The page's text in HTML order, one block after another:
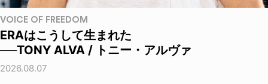
VOICE OF FREEDOM
ERAはこうして生まれた
──TONY ALVA / トニー・アルヴァ
2026.08.07